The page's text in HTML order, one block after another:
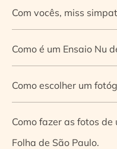
Com vocês, miss
Como é um Ensaio Nu
Como escolher um
Como fazer as fotos
Folha de São Paulo.